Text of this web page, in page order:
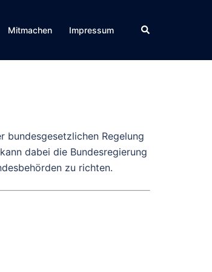
Mitmachen Impressum Suche
bundesgesetzlichen Regelung
dabei die Bundesregierung
zu richten.